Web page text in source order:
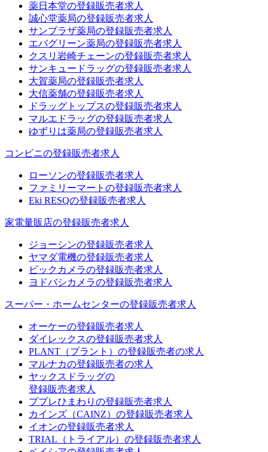
薬日本堂の登録販売者求人
誠心堂薬局の登録販売者求人
サンプラザ薬局の登録販売者求人
エバグリーン薬局の登録販売者求人
クスリ岩崎チェーンの登録販売者求人
サンキュードラッグの登録販売者求人
大賀薬局の登録販売者求人
大信薬舗の登録販売者求人
ドラッグトップスの登録販売者求人
マルエドラッグの登録販売者求人
ゆずりは薬局の登録販売者求人
コンビニの登録販売者求人
ローソンの登録販売者求人
ファミリーマートの登録販売者求人
Eki RESQの登録販売者求人
家電量販店の登録販売者求人
ジョーシンの登録販売者求人
ヤマダ電機の登録販売者求人
ビックカメラの登録販売者求人
ヨドバシカメラの登録販売者求人
スーパー・ホームセンターの登録販売者求人
オーケーの登録販売者求人
ダイレックスの登録販売者求人
PLANT（プラント）の登録販売者の求人
マルナカの登録販売者の求人
ヤックスドラッグの
登録販売者求人
ププレひまわりの登録販売者求人
カインズ（CAINZ）の登録販売者求人
イオンの登録販売者求人
TRIAL（トライアル）の登録販売者求人